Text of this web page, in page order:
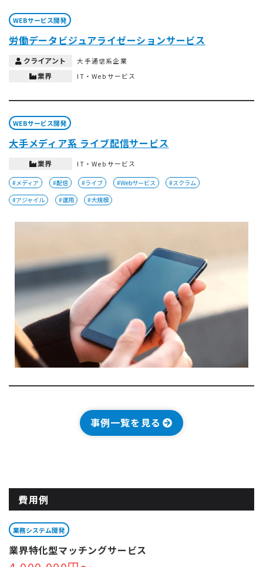
WEBサービス開発
労働データビジュアライゼーションサービス
クライアント 大手通信系企業
業界 IT・Webサービス
WEBサービス開発
大手メディア系 ライブ配信サービス
業界 IT・Webサービス
#メディア #配信 #ライブ #Webサービス
#スクラム
#アジャイル
#運用 #大規模
事例一覧を見る
費用例
業務システム開発
業界特化型マッチングサービス